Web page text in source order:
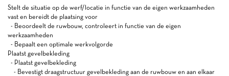
Stelt de situatie op de werf/locatie in functie van de eigen werkzaamheden
vast en bereidt de plaatsing voor
- Beoordeelt de ruwbouw, controleert in functie van de eigen
werkzaamheden
- Bepaalt een optimale werkvolgorde
Plaatst gevelbekleding
- Plaatst gevelbekleding
- Bevestigt draagstructuur gevelbekleding aan de ruwbouw en aan elkaar